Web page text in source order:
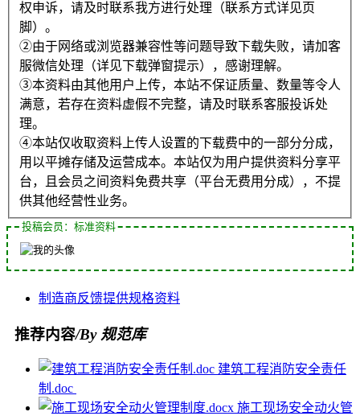
权申诉，请及时联系我方进行处理（联系方式详见页
脚）。
②由于网络或浏览器兼容性等问题导致下载失败，请加客
服微信处理（详见下载弹窗提示），感谢理解。
③本资料由其他用户上传，本站不保证质量、数量等令人
满意，若存在资料虚假不完整，请及时联系客服投诉处
理。
④本站仅收取资料上传人设置的下载费中的一部分分成，
用以平摊存储及运营成本。本站仅为用户提供资料分享平
台，且会员之间资料免费共享（平台无费用分成），不提
供其他经营性业务。
投稿会员：标准资料
制造商反馈提供规格资料
推荐内容/By 规范库
建筑工程消防安全责任
制.doc
施工现场安全动火管